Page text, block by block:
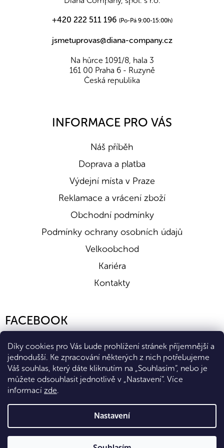
Díky cookies pro Vás bude prohlížení stránek příjemnější a
jednodušší. Ke zpracování některých z nich potřebujeme
Váš souhlas, který dáte kliknutím na „Souhlasím“, nebo je
můžete odsouhlasit jednotlivě v „Nastavení“. Více
informací zde.
Nastavení
+420 222 511 196 (Po-Pá 9:00-15:00h)
jsmetuprovas@diana-company.cz
Na hůrce 1091/8, hala 3
161 00 Praha 6 - Ruzyně
Česká republika
INFORMACE PRO VÁS
Náš příběh
Doprava a platba
Výdejní místa v Praze
Reklamace a vrácení zboží
Obchodní podmínky
Podmínky ochrany osobních údajů
Velkoobchod
Kariéra
Kontakty
FACEBOOK
Vytvořil Shoptet Premium
Copyright 2026Eshop Diana Company, spol. s r.o.. Všechna